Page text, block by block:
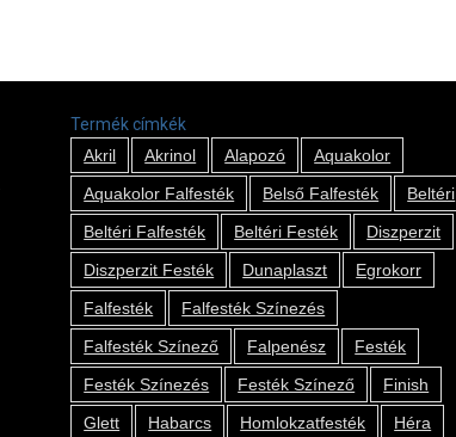
Termék címkék
Akril
Akrinol Alapozó
Aquakolor
Aquakolor Falfesték
Belső Falfesték
Beltéri
Beltéri Falfesték
Beltéri Festék
Diszperzit
Diszperzit Festék
Dunaplaszt
Egrokorr
Falfesték
Falfesték Színezés
Falfesték Színező
Falpenész
Festék
Festék Színezés
Festék Színező
Finish
Glett
Habarcs Homlokzatfesték Héra